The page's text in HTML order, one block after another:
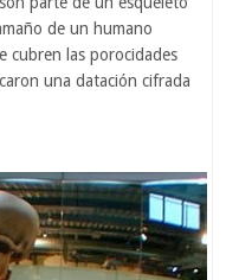
de un humano
cubren las porocidades
una datación cifrada